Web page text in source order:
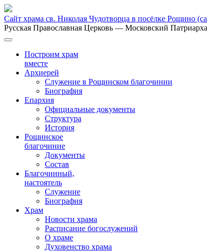
Сайт храма св. Николая Чудотворца в посёлке Рощино
Русская Православная Церковь — Московский
Построим храм
вместе
Архиерей
Служение в Рощинском благочинии
Биография
Епархия
Официальные документы
Структура
История
Рощинское
благочиние
Документы
Состав
Благочинный,
настоятель
Служение
Биография
Храм
Новости храма
Расписание богослужений
О храме
Духовенство храма